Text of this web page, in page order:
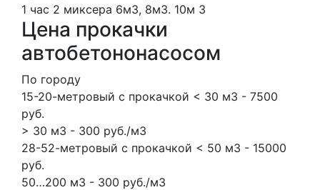
1 час 2 миксера 6м3, 8м3. 10м 3
Цена прокачки
автобетононасосом
По городу
15-20-метровый с прокачкой < 30 м3 - 7500
руб.
> 30 м3 - 300 руб./м3
28-52-метровый с прокачкой < 50 м3 - 15000
руб.
50…200 м3 - 300 руб./м3